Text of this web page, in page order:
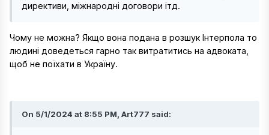
директиви, міжнародні договори ітд.
Чому не можна? Якщо вона подана в розшук Інтерпола то
людині доведеться гарно так витратитись на адвоката,
щоб не поїхати в Україну.
On 5/1/2024 at 8:55 PM, Art777 said: